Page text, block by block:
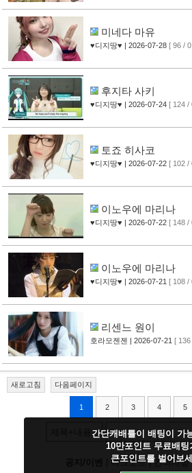
미네다 마유
♥디지땅♥ | 2026-07-28 [ 96 /
후지타 사키
♥디지땅♥ | 2026-07-24 [ 124 /
토죠 히사코
♥디지땅♥ | 2026-07-22 [ 102 /
이노우에 마리나
♥디지땅♥ | 2026-07-22 [ 148 /
이노우에 마리나
♥디지땅♥ | 2026-07-21 [ 108 /
리센느 원이
호라모젠젠 | 2026-07-21 [ 136
새로고침 다음페이지
1 2 3 4 5
다크모드|건의사항
간단캐배틀이 배팅이 가
10만포인트 무료배팅
큰포인트를 벌어보